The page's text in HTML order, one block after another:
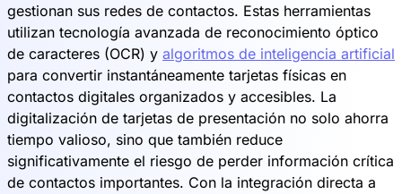
gestionan sus redes de contactos. Estas herramientas
utilizan tecnología avanzada de reconocimiento óptico
de caracteres (OCR) y algoritmos de inteligencia artificial
para convertir instantáneamente tarjetas físicas en
contactos digitales organizados y accesibles. La
digitalización de tarjetas de presentación no solo ahorra
tiempo valioso, sino que también reduce
significativamente el riesgo de perder información crítica
de contactos importantes. Con la integración directa a